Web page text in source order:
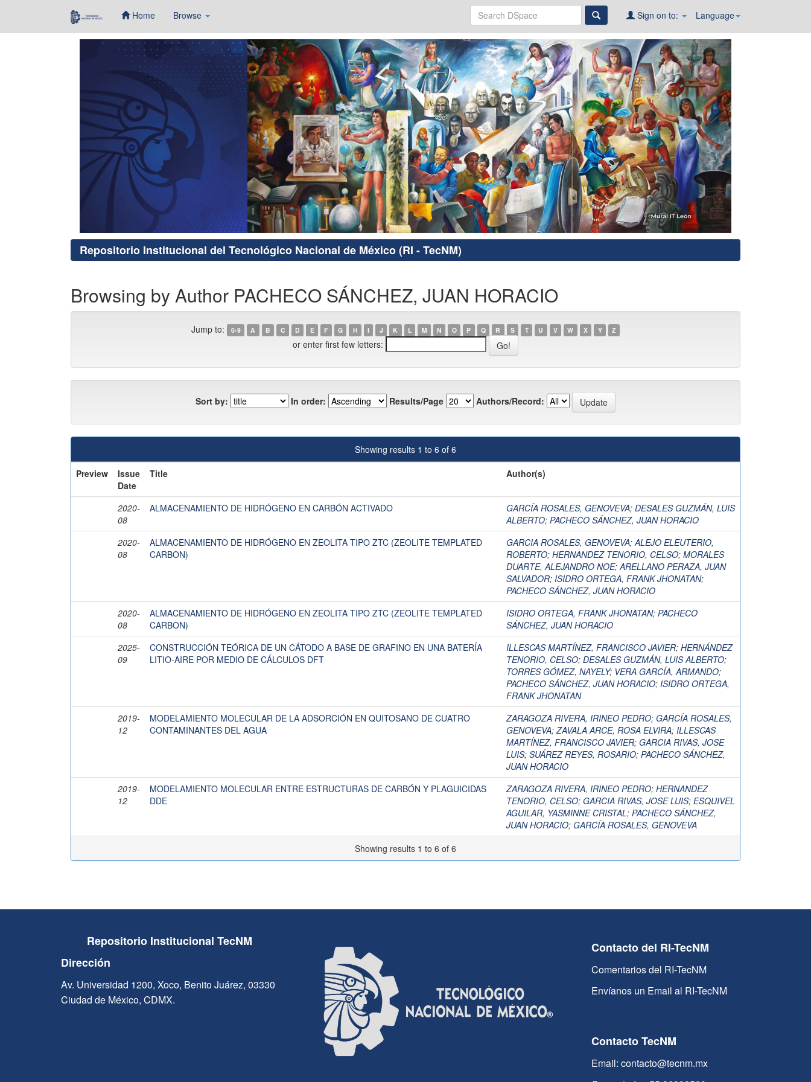
Home Browse Language
Sign on to:
Repositorio Institucional del Tecnológico Nacional de México (RI - TecNM)
Browsing by Author PACHECO SÁNCHEZ, JUAN HORACIO
Jump to: 0-9 A B C D E F G H I J K L M N O P Q R S T U V W X Y Z
or enter first few letters:
Sort by: In order: Results/Page Authors/Record:
Showing results 1 to 6 of 6
Preview
Issue
Date
Title Author(s)
2020-
08
ALMACENAMIENTO DE HIDRÓGENO EN CARBÓN ACTIVADO GARCÍA ROSALES, GENOVEVA; DESALES GUZMÁN, LUIS
ALBERTO; PACHECO SÁNCHEZ, JUAN HORACIO
2020-
08
ALMACENAMIENTO DE HIDRÓGENO EN ZEOLITA TIPO ZTC (ZEOLITE TEMPLATED
CARBON)
GARCIA ROSALES, GENOVEVA;ALEJO ELEUTERIO,
ROBERTO; HERNANDEZ TENORIO, CELSO; MORALES
DUARTE, ALEJANDRO NOE;ARELLANO PERAZA, JUAN
SALVADOR; ISIDRO ORTEGA, FRANK JHONATAN;
PACHECO SÁNCHEZ, JUAN HORACIO
2020-
08
ALMACENAMIENTO DE HIDRÓGENO EN ZEOLITA TIPO ZTC (ZEOLITE TEMPLATED
CARBON)
ISIDRO ORTEGA, FRANK JHONATAN; PACHECO
SÁNCHEZ, JUAN HORACIO
2025-
09
CONSTRUCCIÓN TEÓRICA DE UN CÁTODO A BASE DE GRAFINO EN UNA BATERÍA
LITIO-AIRE POR MEDIO DE CÁLCULOS DFT
ILLESCAS MARTÍNEZ, FRANCISCO JAVIER; HERNÁNDEZ
TENORIO, CELSO; DESALES GUZMÁN, LUIS ALBERTO;
TORRES GÓMEZ, NAYELY; VERA GARCÍA, ARMANDO;
PACHECO SÁNCHEZ, JUAN HORACIO; ISIDRO ORTEGA,
FRANK JHONATAN
2019-
12
MODELAMIENTO MOLECULAR DE LA ADSORCIÓN EN QUITOSANO DE CUATRO
CONTAMINANTES DEL AGUA
ZARAGOZA RIVERA, IRINEO PEDRO; GARCÍA ROSALES,
GENOVEVA;ZAVALA ARCE, ROSA ELVIRA; ILLESCAS
MARTÍNEZ, FRANCISCO JAVIER; GARCIA RIVAS, JOSE
LUIS; SUÁREZ REYES, ROSARIO; PACHECO SÁNCHEZ,
JUAN HORACIO
2019-
12
MODELAMIENTO MOLECULAR ENTRE ESTRUCTURAS DE CARBÓN Y PLAGUICIDAS
DDE
ZARAGOZA RIVERA, IRINEO PEDRO; HERNANDEZ
TENORIO, CELSO; GARCIA RIVAS, JOSE LUIS; ESQUIVEL
AGUILAR, YASMINNE CRISTAL; PACHECO SÁNCHEZ,
JUAN HORACIO; GARCÍA ROSALES, GENOVEVA
Showing results 1 to 6 of 6
Repositorio Institucional TecNM
Dirección
Av. Universidad 1200, Xoco, Benito Juárez, 03330
Ciudad de México, CDMX.
Contacto del RI-TecNM
Comentarios del RI-TecNM
Envíanos un Email al RI-TecNM
Contacto TecNM
Email: contacto@tecnm.mx